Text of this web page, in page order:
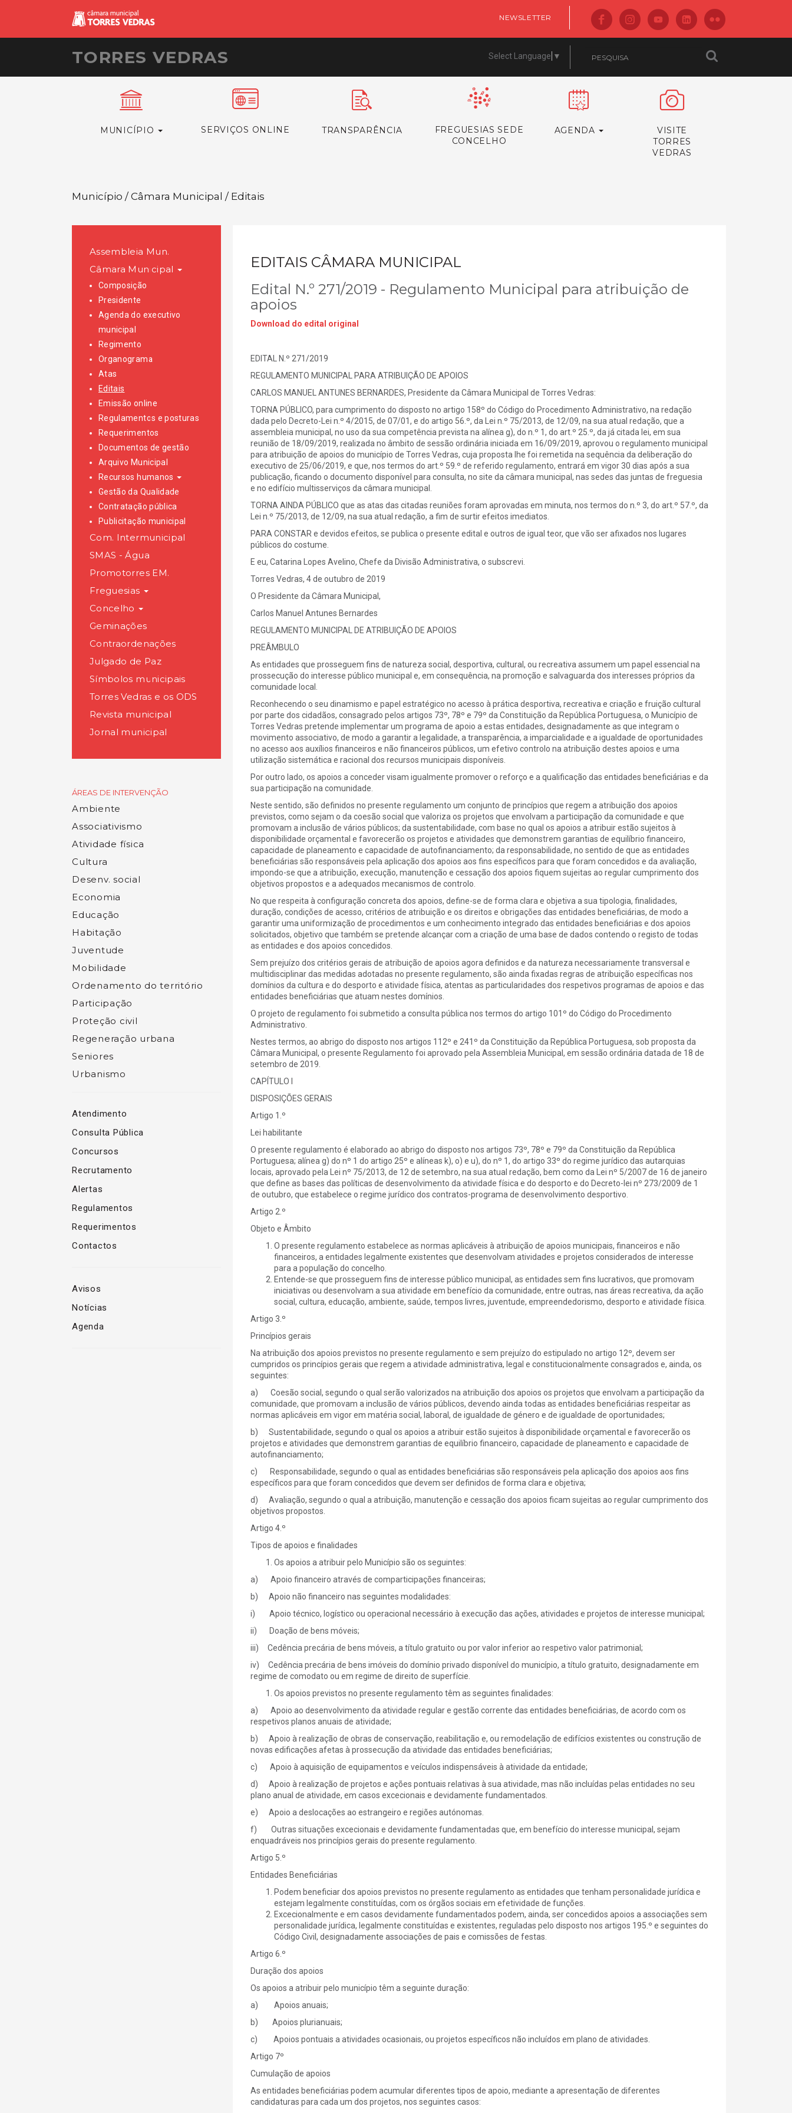
NEWSLETTER
TORRES VEDRAS Select Language ▼
MUNICÍPIO SERVIÇOS ONLINE TRANSPARÊNCIA
FREGUESIAS SEDE
CONCELHO
AGENDA
VISITE
TORRES
VEDRAS
Município / Câmara Municipal / Editais
Assembleia Mun.
Câmara Municipal
Composição
Presidente
Agenda do executivo
municipal
Regimento
Organograma
Atas
Editais
Emissão online
Regulamentos e posturas
Requerimentos
Documentos de gestão
Arquivo Municipal
Recursos humanos
Gestão da Qualidade
Contratação pública
Publicitação municipal
Com. Intermunicipal
SMAS - Água
Promotorres EM.
Freguesias
Concelho
Geminações
Contraordenações
Julgado de Paz
Símbolos municipais
Torres Vedras e os ODS
Revista municipal
Jornal municipal
ÁREAS DE INTERVENÇÃO
Ambiente
Associativismo
Atividade física
Cultura
Desenv. social
Economia
Educação
Habitação
Juventude
Mobilidade
Ordenamento do território
Participação
Proteção civil
Regeneração urbana
Seniores
Urbanismo
Atendimento
Consulta Pública
Concursos
Recrutamento
Alertas
Regulamentos
Requerimentos
Contactos
Avisos
Notícias
Agenda
EDITAIS CÂMARA MUNICIPAL
Edital N.º 271/2019 - Regulamento Municipal para atribuição de
apoios
Download do edital original
EDITAL N.º 271/2019
REGULAMENTO MUNICIPAL PARA ATRIBUIÇÃO DE APOIOS
CARLOS MANUEL ANTUNES BERNARDES, Presidente da Câmara Municipal de Torres Vedras:
TORNA PÚBLICO, para cumprimento do disposto no artigo 158º do Código do Procedimento Administrativo, na redação
dada pelo Decreto-Lei n.º 4/2015, de 07/01, e do artigo 56.º, da Lei n.º 75/2013, de 12/09, na sua atual redação, que a
assembleia municipal, no uso da sua competência prevista na alínea g), do n.º 1, do art.º 25.º, da já citada lei, em sua
reunião de 18/09/2019, realizada no âmbito de sessão ordinária iniciada em 16/09/2019, aprovou o regulamento municipal
para atribuição de apoios do município de Torres Vedras, cuja proposta lhe foi remetida na sequência da deliberação do
executivo de 25/06/2019, e que, nos termos do art.º 59.º de referido regulamento, entrará em vigor 30 dias após a sua
publicação, ficando o documento disponível para consulta, no site da câmara municipal, nas sedes das juntas de freguesia
e no edifício multisserviços da câmara municipal.
TORNA AINDA PÚBLICO que as atas das citadas reuniões foram aprovadas em minuta, nos termos do n.º 3, do art.º 57.º, da
Lei n.º 75/2013, de 12/09, na sua atual redação, a fim de surtir efeitos imediatos.
PARA CONSTAR e devidos efeitos, se publica o presente edital e outros de igual teor, que vão ser afixados nos lugares
públicos do costume.
E eu, Catarina Lopes Avelino, Chefe da Divisão Administrativa, o subscrevi.
Torres Vedras, 4 de outubro de 2019
O Presidente da Câmara Municipal,
Carlos Manuel Antunes Bernardes
REGULAMENTO MUNICIPAL DE ATRIBUIÇÃO DE APOIOS
PREÂMBULO
As entidades que prosseguem fins de natureza social, desportiva, cultural, ou recreativa assumem um papel essencial na
prossecução do interesse público municipal e, em consequência, na promoção e salvaguarda dos interesses próprios da
comunidade local.
Reconhecendo o seu dinamismo e papel estratégico no acesso à prática desportiva, recreativa e criação e fruição cultural
por parte dos cidadãos, consagrado pelos artigos 73º, 78º e 79º da Constituição da República Portuguesa, o Município de
Torres Vedras pretende implementar um programa de apoio a estas entidades, designadamente as que integram o
movimento associativo, de modo a garantir a legalidade, a transparência, a imparcialidade e a igualdade de oportunidades
no acesso aos auxílios financeiros e não financeiros públicos, um efetivo controlo na atribuição destes apoios e uma
utilização sistemática e racional dos recursos municipais disponíveis.
Por outro lado, os apoios a conceder visam igualmente promover o reforço e a qualificação das entidades beneficiárias e da
sua participação na comunidade.
Neste sentido, são definidos no presente regulamento um conjunto de princípios que regem a atribuição dos apoios
previstos, como sejam o da coesão social que valoriza os projetos que envolvam a participação da comunidade e que
promovam a inclusão de vários públicos; da sustentabilidade, com base no qual os apoios a atribuir estão sujeitos à
disponibilidade orçamental e favorecerão os projetos e atividades que demonstrem garantias de equilíbrio financeiro,
capacidade de planeamento e capacidade de autofinanciamento; da responsabilidade, no sentido de que as entidades
beneficiárias são responsáveis pela aplicação dos apoios aos fins específicos para que foram concedidos e da avaliação,
impondo-se que a atribuição, execução, manutenção e cessação dos apoios fiquem sujeitas ao regular cumprimento dos
objetivos propostos e a adequados mecanismos de controlo.
No que respeita à configuração concreta dos apoios, define-se de forma clara e objetiva a sua tipologia, finalidades,
duração, condições de acesso, critérios de atribuição e os direitos e obrigações das entidades beneficiárias, de modo a
garantir uma uniformização de procedimentos e um conhecimento integrado das entidades beneficiárias e dos apoios
solicitados, objetivo que também se pretende alcançar com a criação de uma base de dados contendo o registo de todas
as entidades e dos apoios concedidos.
Sem prejuízo dos critérios gerais de atribuição de apoios agora definidos e da natureza necessariamente transversal e
multidisciplinar das medidas adotadas no presente regulamento, são ainda fixadas regras de atribuição específicas nos
domínios da cultura e do desporto e atividade física, atentas as particularidades dos respetivos programas de apoios e das
entidades beneficiárias que atuam nestes domínios.
O projeto de regulamento foi submetido a consulta pública nos termos do artigo 101º do Código do Procedimento
Administrativo.
Nestes termos, ao abrigo do disposto nos artigos 112º e 241º da Constituição da República Portuguesa, sob proposta da
Câmara Municipal, o presente Regulamento foi aprovado pela Assembleia Municipal, em sessão ordinária datada de 18 de
setembro de 2019.
CAPÍTULO I
DISPOSIÇÕES GERAIS
Artigo 1.º
Lei habilitante
O presente regulamento é elaborado ao abrigo do disposto nos artigos 73º, 78º e 79º da Constituição da República
Portuguesa; alínea g) do nº 1 do artigo 25º e alíneas k), o) e u), do nº 1, do artigo 33º do regime jurídico das autarquias
locais, aprovado pela Lei nº 75/2013, de 12 de setembro, na sua atual redação, bem como da Lei nº 5/2007 de 16 de janeiro
que define as bases das políticas de desenvolvimento da atividade física e do desporto e do Decreto-lei nº 273/2009 de 1
de outubro, que estabelece o regime jurídico dos contratos-programa de desenvolvimento desportivo.
Artigo 2.º
Objeto e Âmbito
O presente regulamento estabelece as normas aplicáveis à atribuição de apoios municipais, financeiros e não
financeiros, a entidades legalmente existentes que desenvolvam atividades e projetos considerados de interesse
para a população do concelho.
Entende-se que prosseguem fins de interesse público municipal, as entidades sem fins lucrativos, que promovam
iniciativas ou desenvolvam a sua atividade em benefício da comunidade, entre outras, nas áreas recreativa, da ação
social, cultura, educação, ambiente, saúde, tempos livres, juventude, empreendedorismo, desporto e atividade física.
Artigo 3.º
Princípios gerais
Na atribuição dos apoios previstos no presente regulamento e sem prejuízo do estipulado no artigo 12º, devem ser
cumpridos os princípios gerais que regem a atividade administrativa, legal e constitucionalmente consagrados e, ainda, os
seguintes:
a) Coesão social, segundo o qual serão valorizados na atribuição dos apoios os projetos que envolvam a participação da
comunidade, que promovam a inclusão de vários públicos, devendo ainda todas as entidades beneficiárias respeitar as
normas aplicáveis em vigor em matéria social, laboral, de igualdade de género e de igualdade de oportunidades;
b) Sustentabilidade, segundo o qual os apoios a atribuir estão sujeitos à disponibilidade orçamental e favorecerão os
projetos e atividades que demonstrem garantias de equilíbrio financeiro, capacidade de planeamento e capacidade de
autofinanciamento;
c) Responsabilidade, segundo o qual as entidades beneficiárias são responsáveis pela aplicação dos apoios aos fins
específicos para que foram concedidos que devem ser definidos de forma clara e objetiva;
d) Avaliação, segundo o qual a atribuição, manutenção e cessação dos apoios ficam sujeitas ao regular cumprimento dos
objetivos propostos.
Artigo 4.º
Tipos de apoios e finalidades
Os apoios a atribuir pelo Município são os seguintes:
a) Apoio financeiro através de comparticipações financeiras;
b) Apoio não financeiro nas seguintes modalidades:
i) Apoio técnico, logístico ou operacional necessário à execução das ações, atividades e projetos de interesse municipal;
ii) Doação de bens móveis;
iii) Cedência precária de bens móveis, a título gratuito ou por valor inferior ao respetivo valor patrimonial;
iv) Cedência precária de bens imóveis do domínio privado disponível do município, a título gratuito, designadamente em
regime de comodato ou em regime de direito de superfície.
Os apoios previstos no presente regulamento têm as seguintes finalidades:
a) Apoio ao desenvolvimento da atividade regular e gestão corrente das entidades beneficiárias, de acordo com os
respetivos planos anuais de atividade;
b) Apoio à realização de obras de conservação, reabilitação e, ou remodelação de edifícios existentes ou construção de
novas edificações afetas à prossecução da atividade das entidades beneficiárias;
c) Apoio à aquisição de equipamentos e veículos indispensáveis à atividade da entidade;
d) Apoio à realização de projetos e ações pontuais relativas à sua atividade, mas não incluídas pelas entidades no seu
plano anual de atividade, em casos excecionais e devidamente fundamentados.
e) Apoio a deslocações ao estrangeiro e regiões autónomas.
f) Outras situações excecionais e devidamente fundamentadas que, em benefício do interesse municipal, sejam
enquadráveis nos princípios gerais do presente regulamento.
Artigo 5.º
Entidades Beneficiárias
Podem beneficiar dos apoios previstos no presente regulamento as entidades que tenham personalidade jurídica e
estejam legalmente constituídas, com os órgãos sociais em efetividade de funções.
Excecionalmente e em casos devidamente fundamentados podem, ainda, ser concedidos apoios a associações sem
personalidade jurídica, legalmente constituídas e existentes, reguladas pelo disposto nos artigos 195.º e seguintes do
Código Civil, designadamente associações de pais e comissões de festas.
Artigo 6.º
Duração dos apoios
Os apoios a atribuir pelo município têm a seguinte duração:
a) Apoios anuais;
b) Apoios plurianuais;
c) Apoios pontuais a atividades ocasionais, ou projetos específicos não incluídos em plano de atividades.
Artigo 7º
Cumulação de apoios
As entidades beneficiárias podem acumular diferentes tipos de apoio, mediante a apresentação de diferentes
candidaturas para cada um dos projetos, nos seguintes casos: